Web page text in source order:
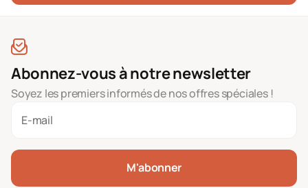
Abonnez-vous à notre newsletter
Soyez les premiers informés de nos offres spéciales !
M'abonner